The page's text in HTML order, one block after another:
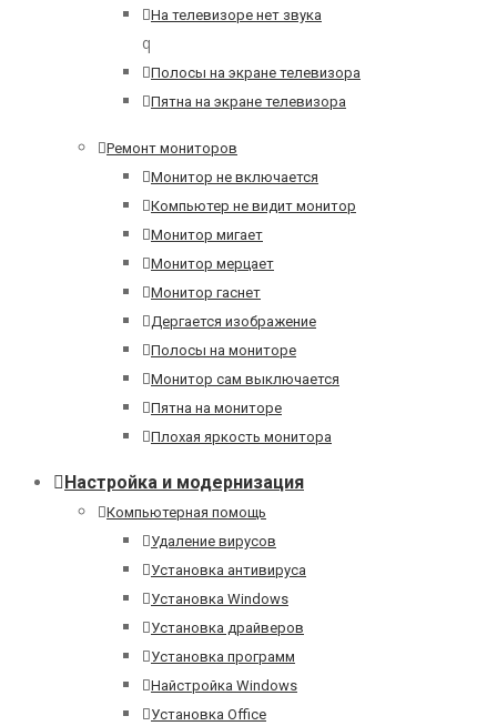
На телевизоре нет звука
q
Полосы на экране телевизора
Пятна на экране телевизора
Ремонт мониторов
Монитор не включается
Компьютер не видит монитор
Монитор мигает
Монитор мерцает
Монитор гаснет
Дергается изображение
Полосы на мониторе
Монитор сам выключается
Пятна на мониторе
Плохая яркость монитора
Настройка и модернизация
Компьютерная помощь
Удаление вирусов
Установка антивируса
Установка Windows
Установка драйверов
Установка программ
Найстройка Windows
Установка Office